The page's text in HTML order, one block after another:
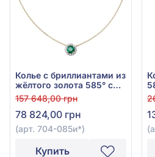
Колье с бриллиантами из
жёлтого золота 585° с
зелёным изумрудом
0,5ct и бриллиантом
0,16ct, арт. 704-085и*
157 648,00 грн
78 824,00 грн
(арт. 704-085и*)
Купить